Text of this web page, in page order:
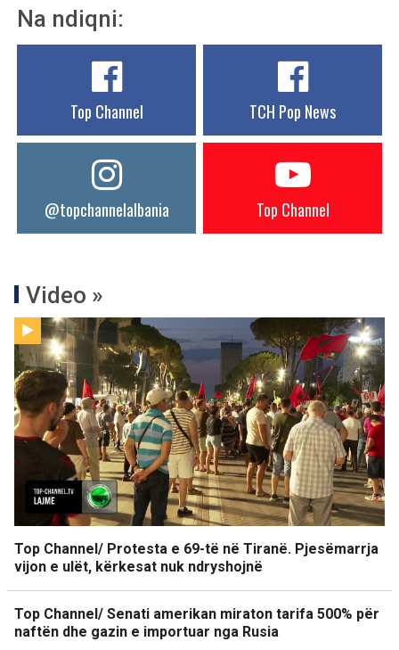
Na ndiqni:
Top Channel TCH Pop News
@topchannelalbania Top Channel
Video »
Top Channel/ Protesta e 69-të në Tiranë. Pjesëmarrja
vijon e ulët, kërkesat nuk ndryshojnë
Top Channel/ Senati amerikan miraton tarifa 500% për
naftën dhe gazin e importuar nga Rusia